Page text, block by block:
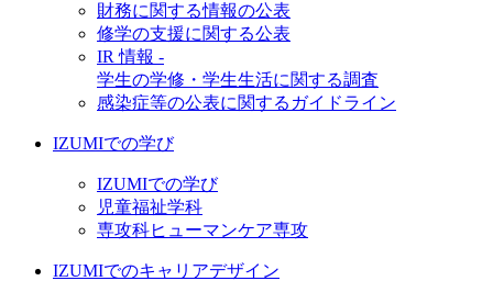
財務に関する情報の公表
修学の支援に関する公表
IR 情報 -
学生の学修・学生生活に関する調査
感染症等の公表に関するガイドライン
IZUMIでの学び
IZUMIでの学び
児童福祉学科
専攻科ヒューマンケア専攻
IZUMIでのキャリアデザイン